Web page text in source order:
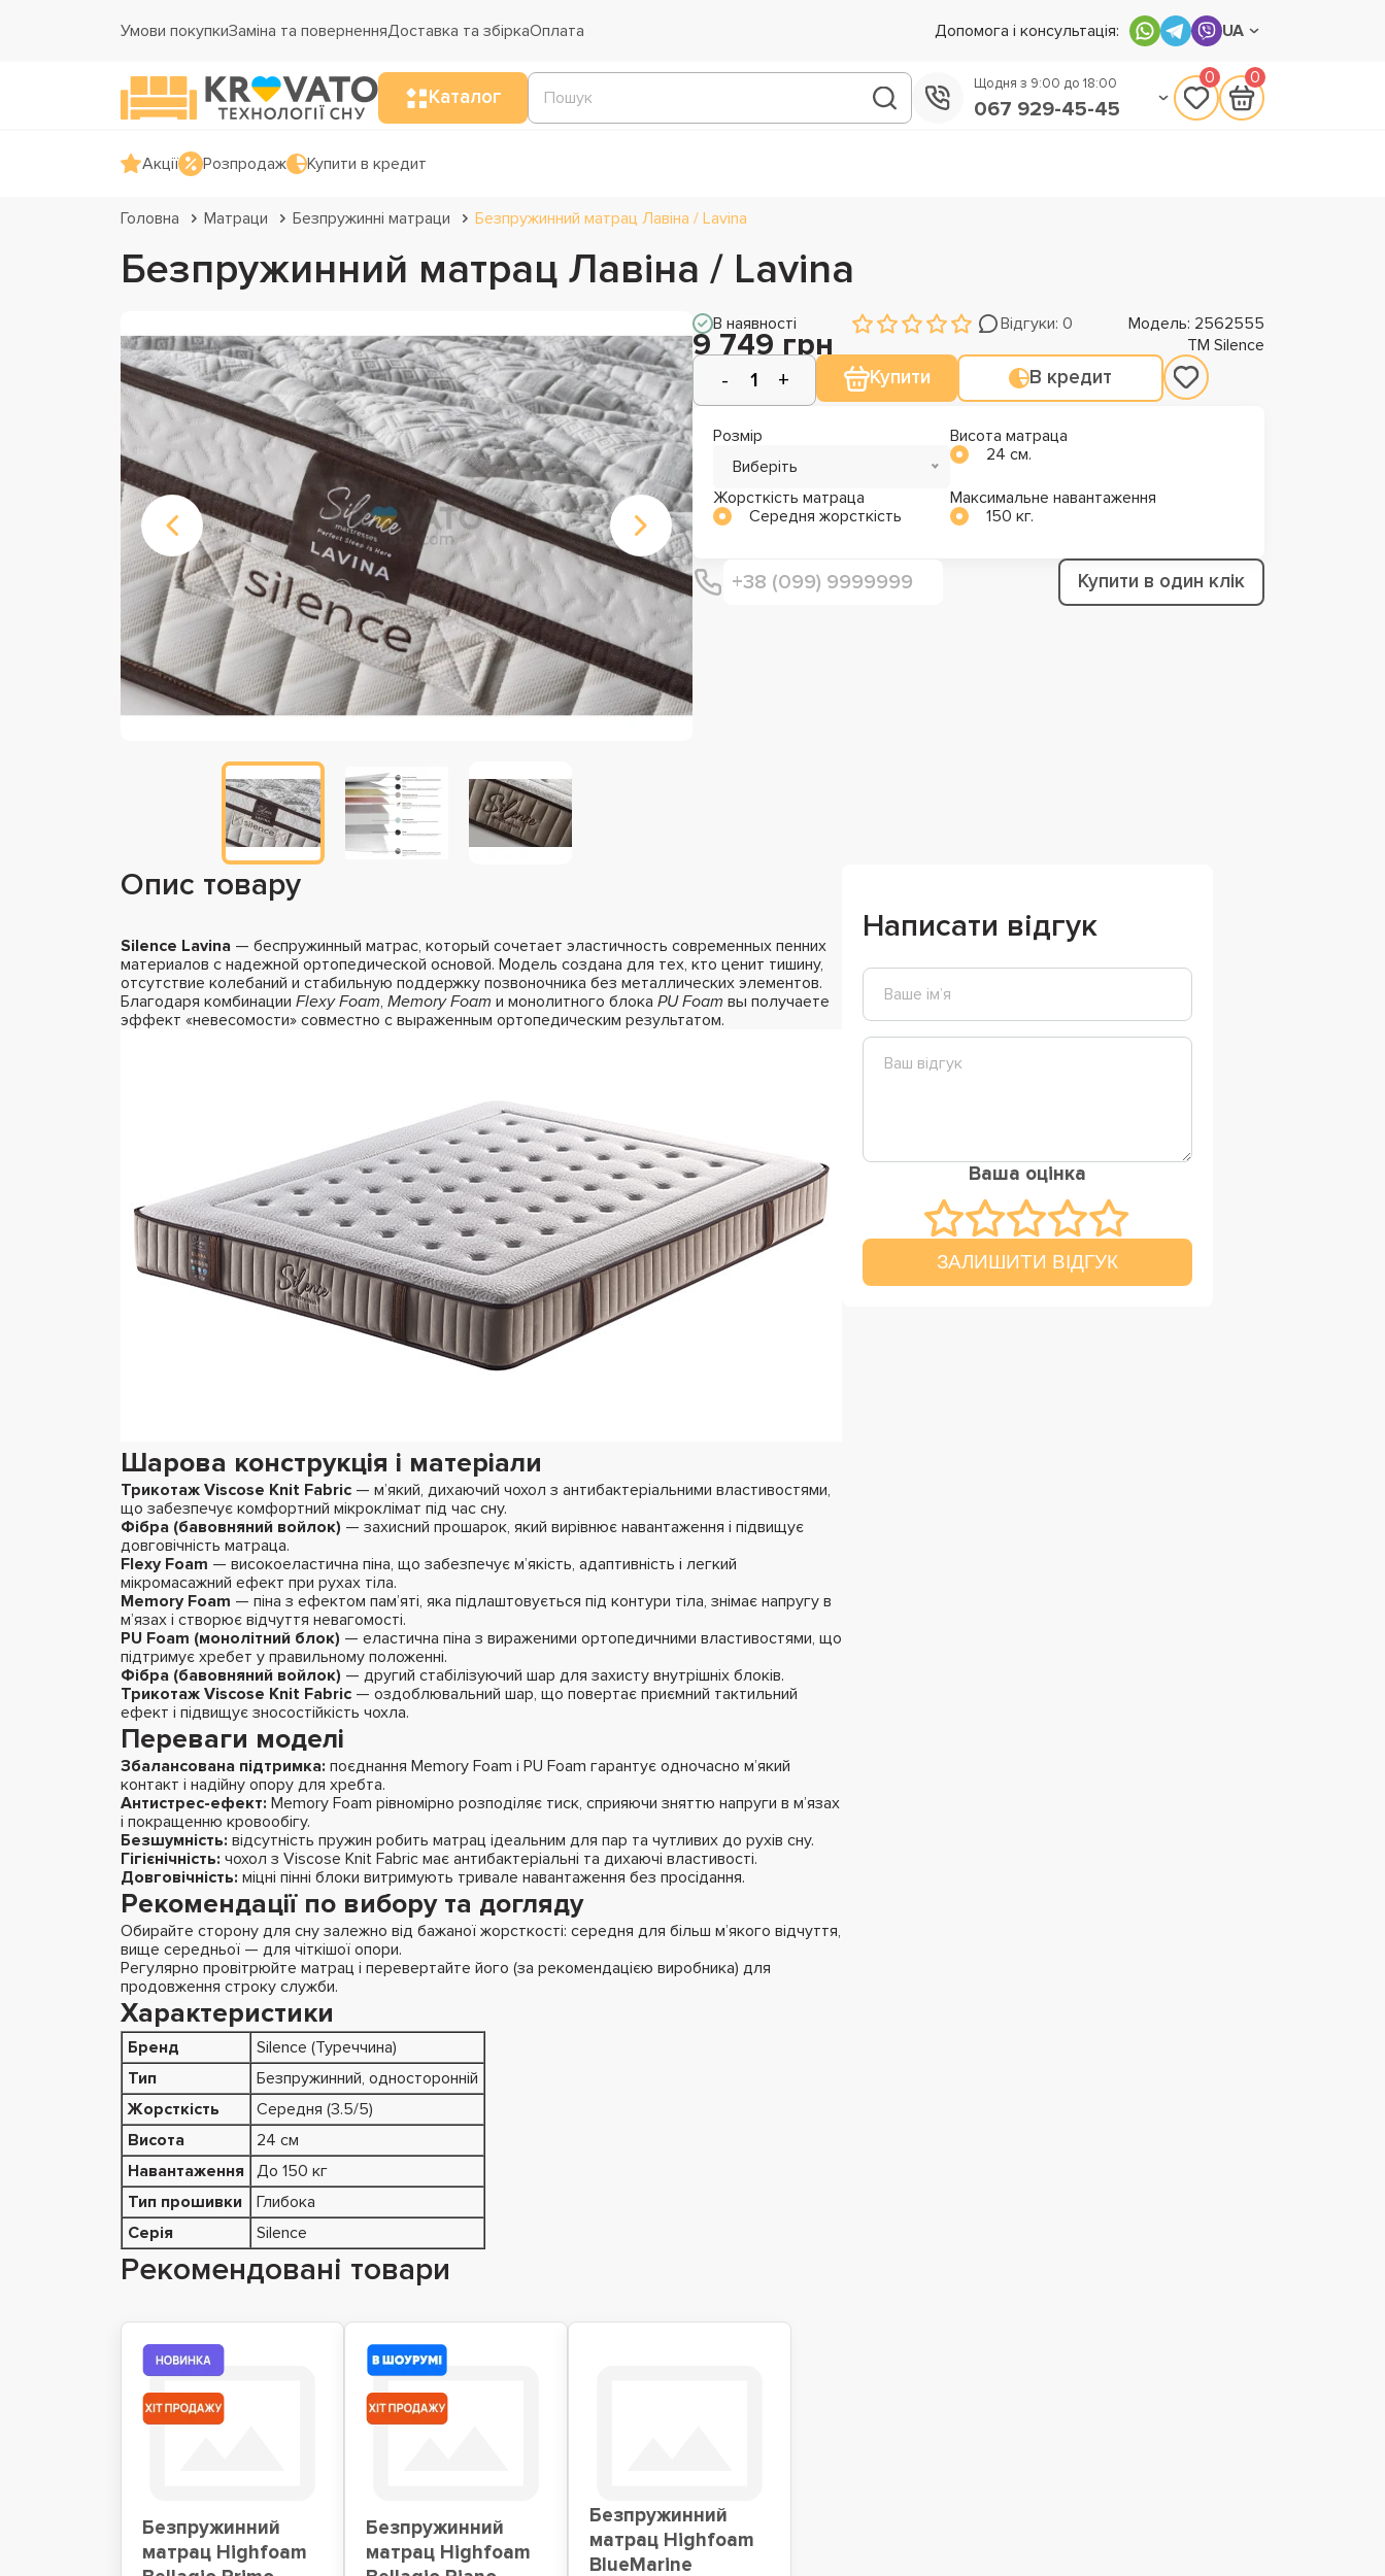
Умови покупкиЗаміна та поверненняДоставка та збіркаОплата Допомога і консультація: UA
Каталог
Щодня з 9:00 до 18:00
067 929-45-45
0 0
Акції Розпродаж Купити в кредит
Головна Матраци Безпружинні матраци Безпружинний матрац Лавіна / Lavina
Безпружинний матрац Лавіна / Lavina
В наявності Відгуки: 0 Модель: 2562555
9 749 грн TM Silence
Купити В кредит
Розмір
Виберіть
Висота матраца
24 см.
Жорсткість матраца
Середня жорсткість
Максимальне навантаження
150 кг.
Купити в один клік
Опис товару
Silence Lavina — беспружинный матрас, который сочетает эластичность современных пенних
материалов с надежной ортопедической основой. Модель создана для тех, кто ценит тишину,
отсутствие колебаний и стабильную поддержку позвоночника без металлических элементов.
Благодаря комбинации Flexy Foam, Memory Foam и монолитного блока PU Foam вы получаете
эффект «невесомости» совместно с выраженным ортопедическим результатом.
Шарова конструкція і матеріали
Трикотаж Viscose Knit Fabric — м’який, дихаючий чохол з антибактеріальними властивостями,
що забезпечує комфортний мікроклімат під час сну.
Фібра (бавовняний войлок) — захисний прошарок, який вирівнює навантаження і підвищує
довговічність матраца.
Flexy Foam — високоеластична піна, що забезпечує м’якість, адаптивність і легкий
мікромасажний ефект при рухах тіла.
Memory Foam — піна з ефектом пам’яті, яка підлаштовується під контури тіла, знімає напругу в
м’язах і створює відчуття невагомості.
PU Foam (монолітний блок) — еластична піна з вираженими ортопедичними властивостями, що
підтримує хребет у правильному положенні.
Фібра (бавовняний войлок) — другий стабілізуючий шар для захисту внутрішніх блоків.
Трикотаж Viscose Knit Fabric — оздоблювальний шар, що повертає приємний тактильний
ефект і підвищує зносостійкість чохла.
Переваги моделі
Збалансована підтримка: поєднання Memory Foam і PU Foam гарантує одночасно м’який
контакт і надійну опору для хребта.
Антистрес-ефект: Memory Foam рівномірно розподіляє тиск, сприяючи зняттю напруги в м’язах
і покращенню кровообігу.
Безшумність: відсутність пружин робить матрац ідеальним для пар та чутливих до рухів сну.
Гігієнічність: чохол з Viscose Knit Fabric має антибактеріальні та дихаючі властивості.
Довговічність: міцні пінні блоки витримують тривале навантаження без просідання.
Рекомендації по вибору та догляду
Обирайте сторону для сну залежно від бажаної жорсткості: середня для більш м’якого відчуття,
вище середньої — для чіткішої опори.
Регулярно провітрюйте матрац і перевертайте його (за рекомендацією виробника) для
продовження строку служби.
Характеристики
Бренд
Silence (Туреччина)
Тип
Безпружинний, односторонній
Жорсткість
Середня (3.5/5)
Висота
24 см
Навантаження До 150 кг
Тип прошивки
Глибока
Серія
Silence
Рекомендовані товари
Безпружинний
матрац Highfoam
Безпружинний
матрац Highfoam
Безпружинний
матрац Highfoam
BlueMarine
Написати відгук
Ваша оцінка
ЗАЛИШИТИ ВІДГУК